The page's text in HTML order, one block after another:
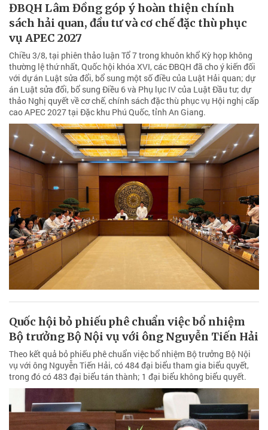
ĐBQH Lâm Đồng góp ý hoàn thiện chính
sách hải quan, đầu tư và cơ chế đặc thù phục
vụ APEC 2027
Chiều 3/8, tại phiên thảo luận Tổ 7 trong khuôn khổ Kỳ họp không
thường lệ thứ nhất, Quốc hội khóa XVI, các ĐBQH đã cho ý kiến đối
với dự án Luật sửa đổi, bổ sung một số điều của Luật Hải quan; dự
án Luật sửa đổi, bổ sung Điều 6 và Phụ lục IV của Luật Đầu tư; dự
thảo Nghị quyết về cơ chế, chính sách đặc thù phục vụ Hội nghị cấp
cao APEC 2027 tại Đặc khu Phú Quốc, tỉnh An Giang.
Quốc hội bỏ phiếu phê chuẩn việc bổ nhiệm
Bộ trưởng Bộ Nội vụ với ông Nguyễn Tiến Hải
Theo kết quả bỏ phiếu phê chuẩn việc bổ nhiệm Bộ trưởng Bộ Nội
vụ với ông Nguyễn Tiến Hải, có 484 đại biểu tham gia biểu quyết,
trong đó có 483 đại biểu tán thành; 1 đại biểu không biểu quyết.